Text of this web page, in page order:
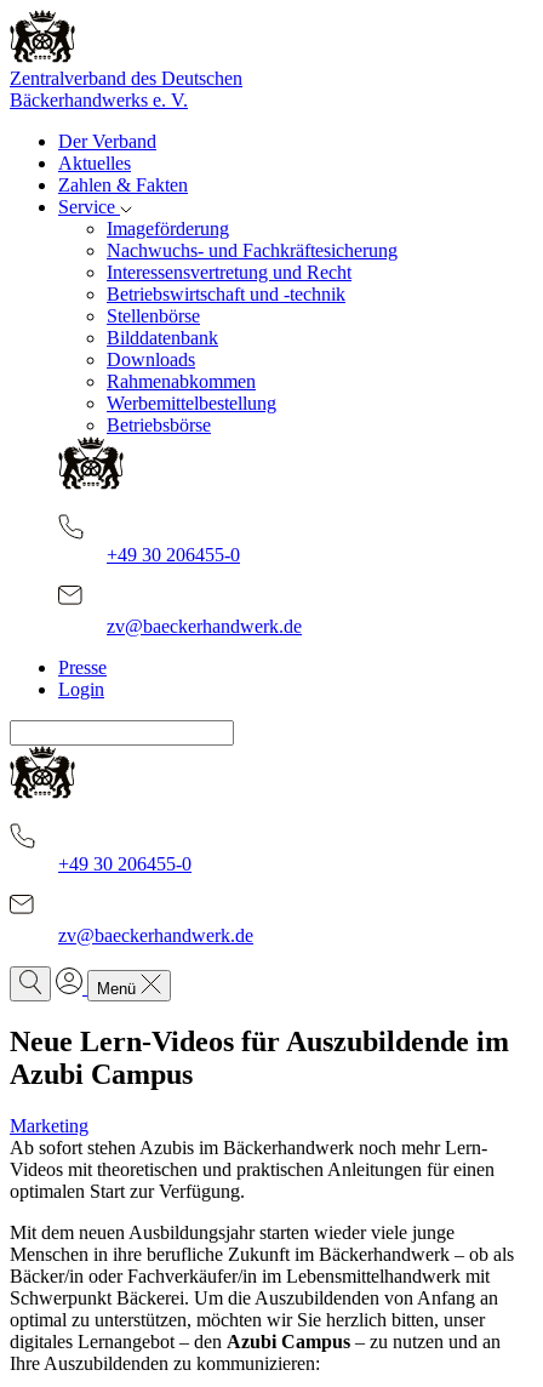
Zentralverband des Deutschen
Bäckerhandwerks e. V.
Der Verband
Aktuelles
Zahlen & Fakten
Service
Imageförderung
Nachwuchs- und Fachkräftesicherung
Interessensvertretung und Recht
Betriebswirtschaft und -technik
Stellenbörse
Bilddatenbank
Downloads
Rahmenabkommen
Werbemittelbestellung
Betriebsbörse
+49 30 206455-0
zv@baeckerhandwerk.de
Presse
Login
+49 30 206455-0
zv@baeckerhandwerk.de
Menü
Neue Lern-Videos für Auszubildende im
Azubi Campus
Marketing
Ab sofort stehen Azubis im Bäckerhandwerk noch mehr Lern-
Videos mit theoretischen und praktischen Anleitungen für einen
optimalen Start zur Verfügung.
Mit dem neuen Ausbildungsjahr starten wieder viele junge
Menschen in ihre berufliche Zukunft im Bäckerhandwerk – ob als
Bäcker/in oder Fachverkäufer/in im Lebensmittelhandwerk mit
Schwerpunkt Bäckerei. Um die Auszubildenden von Anfang an
optimal zu unterstützen, möchten wir Sie herzlich bitten, unser
digitales Lernangebot – den Azubi Campus – zu nutzen und an
Ihre Auszubildenden zu kommunizieren: